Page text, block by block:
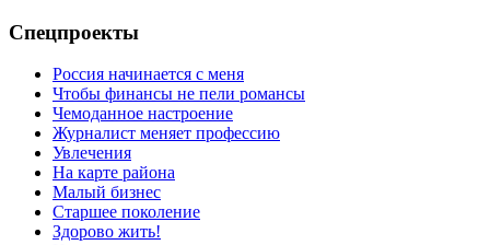
Спецпроекты
Россия начинается с меня
Чтобы финансы не пели романсы
Чемоданное настроение
Журналист меняет профессию
Увлечения
На карте района
Малый бизнес
Старшее поколение
Здорово жить!